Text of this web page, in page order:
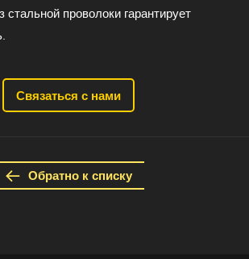
стальной проволоки гарантирует
Связаться с нами
Обратно к списку